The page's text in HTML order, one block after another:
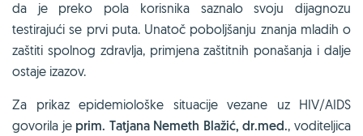
da je preko pola korisnika saznalo svoju dijagnozu
testirajući se prvi puta. Unatoč poboljšanju znanja mladih o
zaštiti spolnog zdravlja, primjena zaštitnih ponašanja i dalje
ostaje izazov.
Za prikaz epidemiološke situacije vezane uz HIV/AIDS
govorila je prim. Tatjana Nemeth Blažić, dr.med., voditeljica